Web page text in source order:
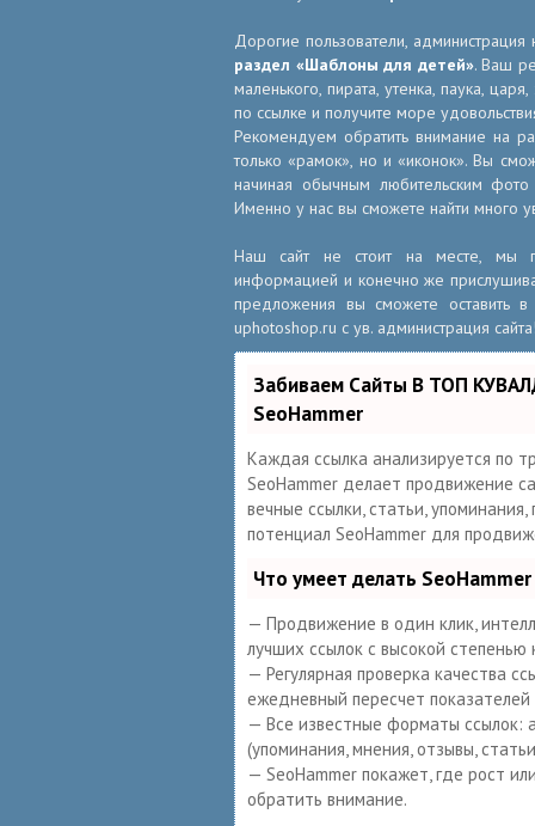
Дорогие пользователи,
раздел «Шаблоны для детей». Ваш
маленького, пирата, утенка, паука,
по ссылке и получите море
Рекомендуем обратить внимание на
только «рамок», но и «иконок». Вы
начиная обычным любительским
Именно у нас вы сможете найти много
Наш сайт не стоит на месте, мы
информацией и конечно же
предложения вы сможете оставить
uphotoshop.ru с ув. администрация
Забиваем Сайты В ТОП
SeoHammer
Каждая ссылка анализируется по
SeoHammer делает продвижение
вечные ссылки, статьи,
потенциал SeoHammer для
Что умеет делать SeoHammer
— Продвижение в один клик,
лучших ссылок с высокой
— Регулярная проверка качества
ежедневный пересчет показателей
— Все известные форматы ссылок:
(упоминания, мнения, отзывы,
— SeoHammer покажет, где рост
обратить внимание.